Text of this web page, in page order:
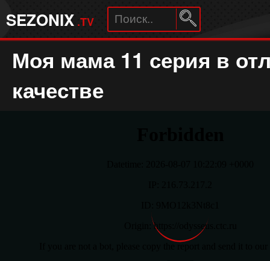
SEZONIX .TV
Моя мама 11 серия в
качестве